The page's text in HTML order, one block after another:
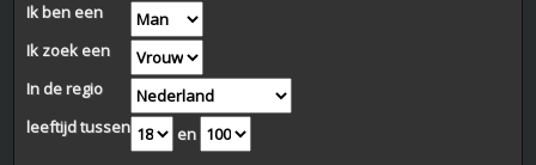
Ik ben een
Ik zoek een
In de regio
leeftijd tussen
en